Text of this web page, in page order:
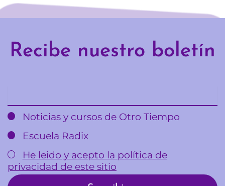
Recibe nuestro boletín
Noticias y cursos de Otro Tiempo
Escuela Radix
He leido y acepto la política de
privacidad de este sitio